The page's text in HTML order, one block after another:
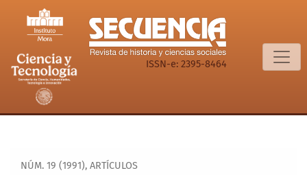
Las glorias del desarrollismo: el gobierno de Miguel Alemán
ISSN-e: 2395-8464
NÚM. 19 (1991), ARTÍCULOS